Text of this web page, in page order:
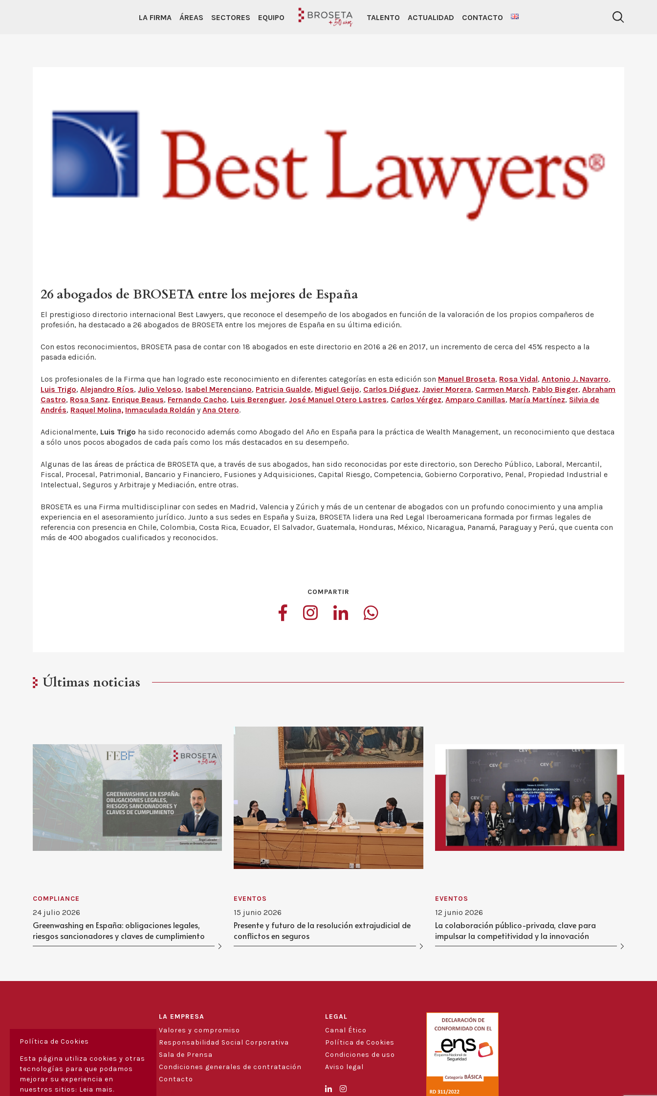
LA FIRMA ÁREAS SECTORES EQUIPO TALENTO ACTUALIDAD CONTACTO
26 abogados de BROSETA entre los mejores de España
El prestigioso directorio internacional Best Lawyers, que reconoce el desempeño de los abogados en función de la valoración de los propios compañeros de
profesión, ha destacado a 26 abogados de BROSETA entre los mejores de España en su última edición.
Con estos reconocimientos, BROSETA pasa de contar con 18 abogados en este directorio en 2016 a 26 en 2017, un incremento de cerca del 45% respecto a la
pasada edición.
Los profesionales de la Firma que han logrado este reconocimiento en diferentes categorías en esta edición son Manuel Broseta, Rosa Vidal,Antonio J. Navarro,
Luis Trigo,Alejandro Ríos,Julio Veloso, Isabel Merenciano, Patricia Gualde, Miguel Geijo, Carlos Diéguez,Javier Morera, Carmen March, Pablo Bieger,Abraham
Castro, Rosa Sanz, Enrique Beaus, Fernando Cacho, Luis Berenguer,José Manuel Otero Lastres, Carlos Vérgez,Amparo Canillas, María Martínez, Silvia de
Andrés, Raquel Molina, Inmaculada Roldán yAna Otero.
Adicionalmente, Luis Trigo ha sido reconocido además como Abogado del Año en España para la práctica de Wealth Management, un reconocimiento que destaca
a sólo unos pocos abogados de cada país como los más destacados en su desempeño.
Algunas de las áreas de práctica de BROSETA que, a través de sus abogados, han sido reconocidas por este directorio, son Derecho Público, Laboral, Mercantil,
Fiscal, Procesal, Patrimonial, Bancario y Financiero, Fusiones y Adquisiciones, Capital Riesgo, Competencia, Gobierno Corporativo, Penal, Propiedad Industrial e
Intelectual, Seguros y Arbitraje y Mediación, entre otras.
BROSETA es una Firma multidisciplinar con sedes en Madrid, Valencia y Zúrich y más de un centenar de abogados con un profundo conocimiento y una amplia
experiencia en el asesoramiento jurídico. Junto a sus sedes en España y Suiza, BROSETA lidera una Red Legal Iberoamericana formada por firmas legales de
referencia con presencia en Chile, Colombia, Costa Rica, Ecuador, El Salvador, Guatemala, Honduras, México, Nicaragua, Panamá, Paraguay y Perú, que cuenta con
más de 400 abogados cualificados y reconocidos.
COMPARTIR
Últimas noticias
COMPLIANCE
24 julio 2026
Greenwashing en España: obligaciones legales,
riesgos sancionadores y claves de cumplimiento
EVENTOS
15 junio 2026
Presente y futuro de la resolución extrajudicial de
conflictos en seguros
EVENTOS
12 junio 2026
La colaboración público-privada, clave para
impulsar la competitividad y la innovación
LA EMPRESA
Valores y compromiso
Responsabilidad Social Corporativa
Sala de Prensa
Condiciones generales de contratación
Contacto
LEGAL
Canal Ético
Política de Cookies
Condiciones de uso
Aviso legal
Política de Cookies
Esta página utiliza cookies y otras
tecnologías para que podamos
mejorar su experiencia en
nuestros sitios: Leia mais.